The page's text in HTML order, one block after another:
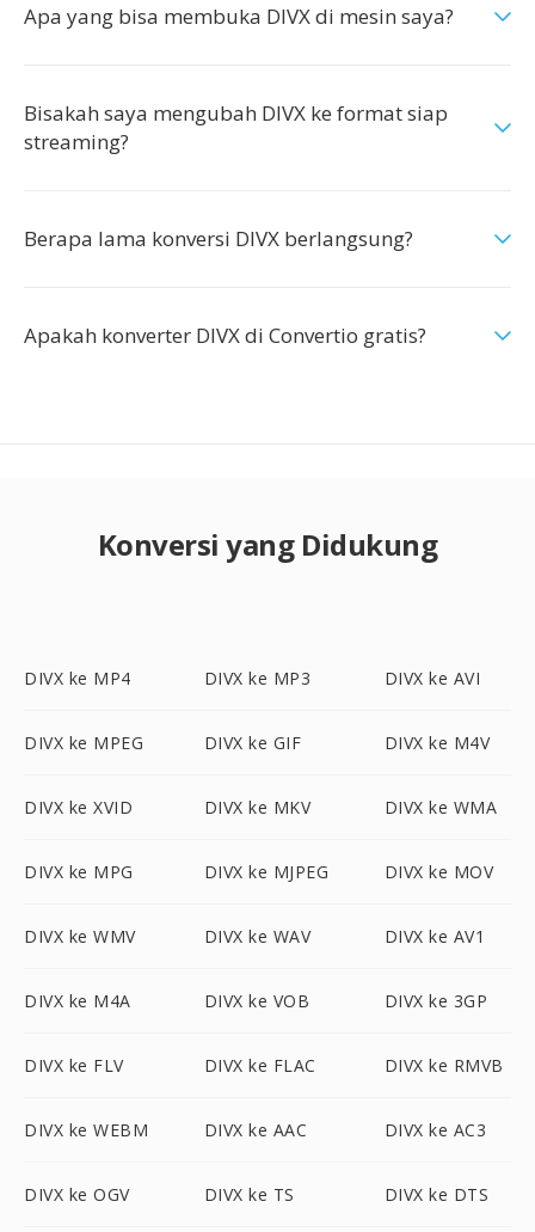
Apa yang bisa membuka DIVX di mesin saya?
Bisakah saya mengubah DIVX ke format siap
streaming?
Berapa lama konversi DIVX berlangsung?
Apakah konverter DIVX di Convertio gratis?
Konversi yang Didukung
DIVX ke MP4 DIVX ke MP3 DIVX ke AVI
DIVX ke MPEG DIVX ke GIF DIVX ke M4V
DIVX ke XVID DIVX ke MKV DIVX ke WMA
DIVX ke MPG DIVX ke MJPEG DIVX ke MOV
DIVX ke WMV DIVX ke WAV DIVX ke AV1
DIVX ke M4A DIVX ke VOB DIVX ke 3GP
DIVX ke FLV DIVX ke FLAC DIVX ke RMVB
DIVX ke WEBM DIVX ke AAC DIVX ke AC3
DIVX ke OGV DIVX ke TS DIVX ke DTS